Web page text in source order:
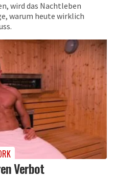
wird das Nachtleben
warum heute wirklich
Verbot